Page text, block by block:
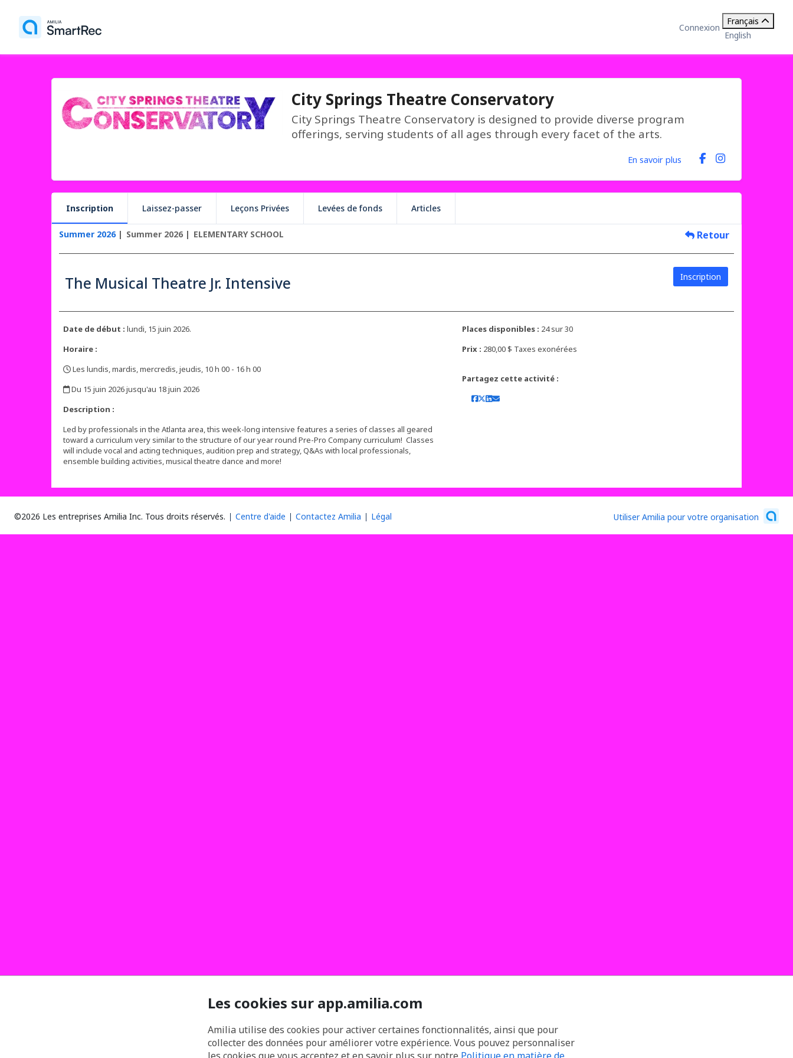
Connexion
Français
English
City Springs Theatre Conservatory
City Springs Theatre Conservatory is designed to provide diverse program
offerings, serving students of all ages through every facet of the arts.
En savoir plus
Inscription Laissez-passer Leçons Privées Levées de fonds Articles
Summer 2026 Summer 2026 ELEMENTARY SCHOOL Retour
The Musical Theatre Jr. Intensive Inscription
Date de début : lundi, 15 juin 2026.
Horaire :
Les lundis, mardis, mercredis, jeudis, 10 h 00 - 16 h 00
Du 15 juin 2026 jusqu'au 18 juin 2026
Description :
Led by professionals in the Atlanta area, this week-long intensive features a series of classes all geared
toward a curriculum very similar to the structure of our year round Pre-Pro Company curriculum! Classes
will include vocal and acting techniques, audition prep and strategy, Q&As with local professionals,
ensemble building activities, musical theatre dance and more!
Places disponibles : 24 sur 30
Prix : 280,00 $ Taxes exonérées
Partagez cette activité :
©2026 Les entreprises Amilia Inc. Tous droits réservés. Centre d'aide Contactez Amilia Légal Utiliser Amilia pour votre organisation
Les cookies sur app.amilia.com
Amilia utilise des cookies pour activer certaines fonctionnalités, ainsi que pour
collecter des données pour améliorer votre expérience. Vous pouvez personnaliser